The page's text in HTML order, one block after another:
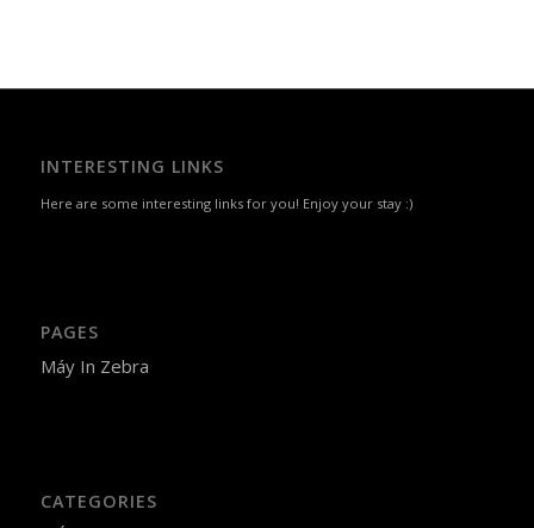
INTERESTING LINKS
Here are some interesting links for you! Enjoy your stay :)
PAGES
Máy In Zebra
CATEGORIES